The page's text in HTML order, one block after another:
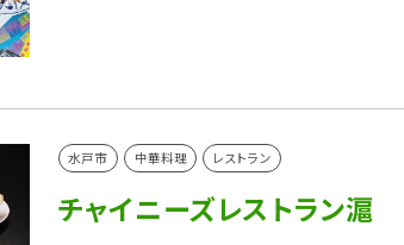
水戸市 中華料理 レストラン
チャイニーズレストラン滬